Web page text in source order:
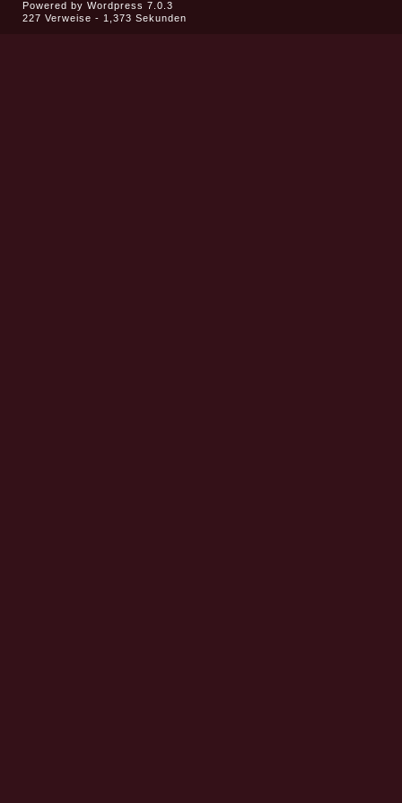
Powered by Wordpress 7.0.3
227 Verweise - 1,373 Sekunden